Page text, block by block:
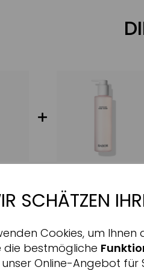
ALLE
SCHÄTZEN
Cookies, um Ihnen
die bestmögliche
unser Online-Angebot für